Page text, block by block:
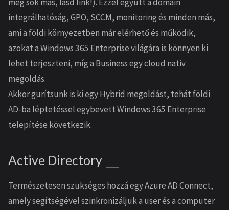
integrálhatóság, GPO, SCCM, monitoring és minden más,
ami a földi környezetben már elérhető és működik,
azokat a Windows 365 Enterprise világára is könnyen ki
lehet terjeszteni, míg a Business egy cloud nativ
megoldás.
Akkor gurítsunk is ki egy Hybrid megoldást, tehát földi
AD-ba léptetéssel egybevett Windows 365 Enterprise
telepítése következik.
Active Directory
Természetesen szükséges hozzá egy Azure AD Connect,
amely segítségével szinkronizáljuk a user és a computer